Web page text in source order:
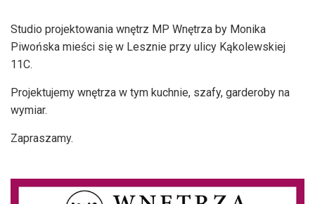
Studio projektowania wnętrz MP Wnętrza by Monika
Piwońska mieści się w Lesznie przy ulicy Kąkolewskiej
11C.
Projektujemy wnętrza w tym kuchnie, szafy, garderoby na
wymiar.
Zapraszamy.